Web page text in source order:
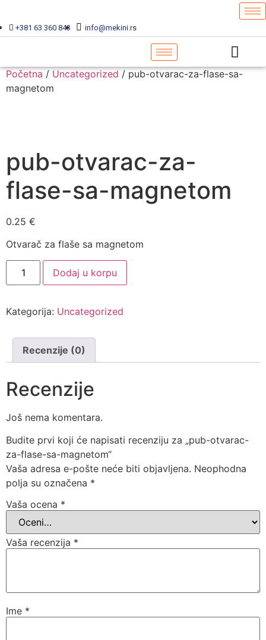
+381 63 360 843 info@mekini.rs
Početna / Uncategorized / pub-otvarac-za-flase-sa-
magnetom
pub-otvarac-za-
flase-sa-magnetom
0.25 €
Otvarač za flaše sa magnetom
Dodaj u korpu
Kategorija: Uncategorized
Recenzije (0)
Recenzije
Još nema komentara.
Budite prvi koji će napisati recenziju za „pub-otvarac-
za-flase-sa-magnetom“
Vaša adresa e-pošte neće biti objavljena. Neophodna
polja su označena *
Vaša ocena *
Vaša recenzija *
Ime *